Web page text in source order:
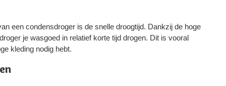
een condensdroger is de snelle droogtijd. Dankzij de hoge
je wasgoed in relatief korte tijd drogen. Dit is vooral
kleding nodig hebt​​.